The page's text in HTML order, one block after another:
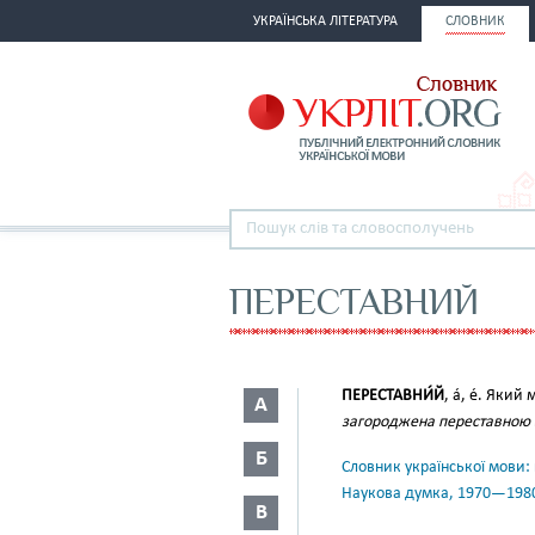
УКРАЇНСЬКА ЛІТЕРАТУРА СЛОВНИК
ПЕРЕСТАВНИЙ
А
Б
В
ПЕРЕСТАВНИ́Й, а́, е́. Який
загороджена
Словник української
Наукова думка,